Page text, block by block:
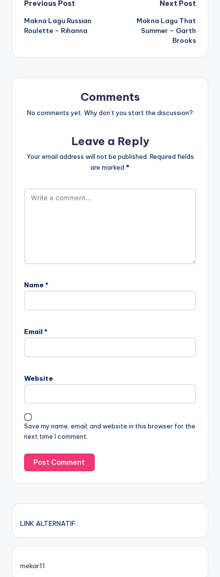
Post
navigation
Previous Post
Makna Lagu Russian
Roulette – Rihanna
Next Post
Makna Lagu That
Summer – Garth
Brooks
Comments
No comments yet. Why don’t you start the discussion?
Leave a Reply
Your email address will not be published. Required fields
are marked *
Name *
Email *
Website
Save my name, email, and website in this browser for the
next time I comment.
LINK ALTERNATIF :
mekar11